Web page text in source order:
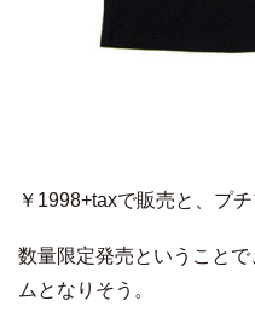
￥1998+taxで販売と、プ
数量限定発売ということ
ムとなりそう。